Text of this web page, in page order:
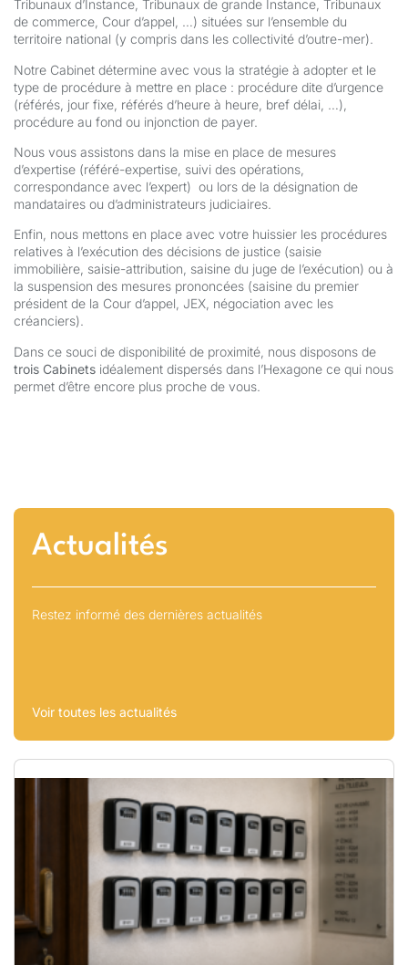
Tribunaux d’Instance, Tribunaux de grande Instance, Tribunaux
de commerce, Cour d’appel, …) situées sur l’ensemble du
territoire national (y compris dans les collectivité d’outre-mer).
Notre Cabinet détermine avec vous la stratégie à adopter et le
type de procédure à mettre en place : procédure dite d’urgence
(référés, jour fixe, référés d’heure à heure, bref délai, …),
procédure au fond ou injonction de payer.
Nous vous assistons dans la mise en place de mesures
d’expertise (référé-expertise, suivi des opérations,
correspondance avec l’expert) ou lors de la désignation de
mandataires ou d’administrateurs judiciaires.
Enfin, nous mettons en place avec votre huissier les procédures
relatives à l’exécution des décisions de justice (saisie
immobilière, saisie-attribution, saisine du juge de l’exécution) ou à
la suspension des mesures prononcées (saisine du premier
président de la Cour d’appel, JEX, négociation avec les
créanciers).
Dans ce souci de disponibilité de proximité, nous disposons de
trois Cabinets idéalement dispersés dans l’Hexagone ce qui nous
permet d’être encore plus proche de vous.
Actualités
Restez informé des dernières actualités
Voir toutes les actualités